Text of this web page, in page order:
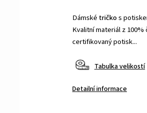
Dámské tričkos
Kvalitní materiál z
certifikovaný potisk...
Tabulka velikostí
Detailní informace